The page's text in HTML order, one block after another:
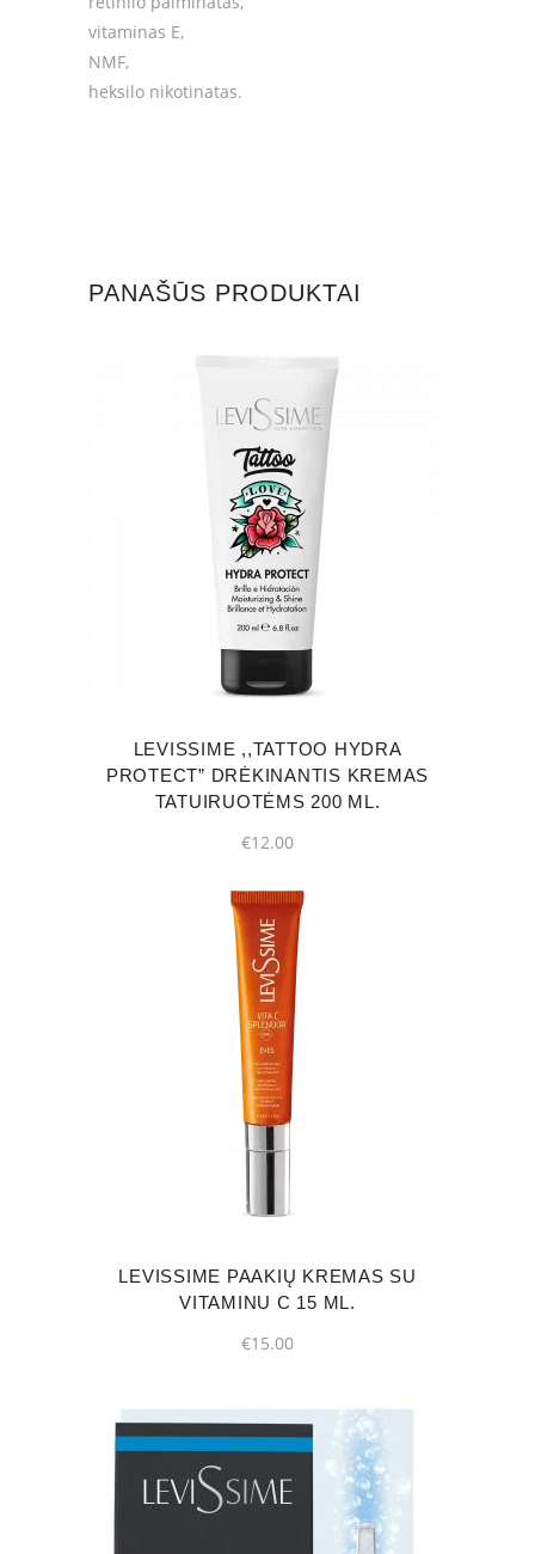
vitaminas E,
NMF,
heksilo nikotinatas.
PANAŠŪS PRODUKTAI
LEVISSIME ,,TATTOO HYDRA
PROTECT” DRĖKINANTIS KREMAS
TATUIRUOTĖMS 200 ML.
€12.00
LEVISSIME PAAKIŲ KREMAS SU
VITAMINU C 15 ML.
€15.00